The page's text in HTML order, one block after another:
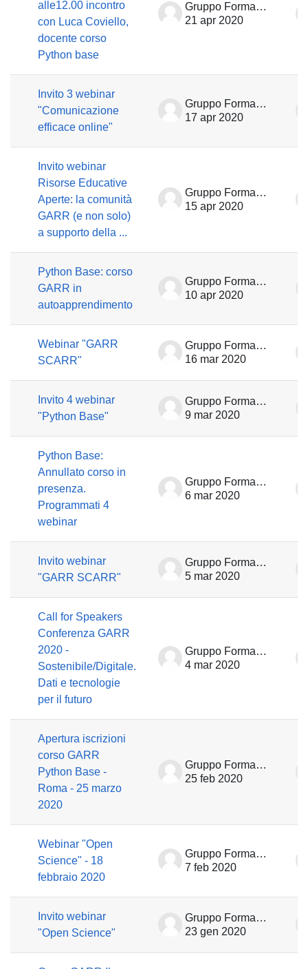
alle12.00 incontro
con Luca Coviello,
docente corso
Python base
Gruppo Formazione
21 apr 2020
Invito 3 webinar
"Comunicazione
efficace online"
Gruppo Formazione
17 apr 2020
Invito webinar
Risorse Educative
Aperte: la comunità
GARR (e non solo)
a supporto della ...
Gruppo Formazione
15 apr 2020
Python Base: corso
GARR in
autoapprendimento
Gruppo Formazione
10 apr 2020
Webinar "GARR
SCARR"
Gruppo Formazione
16 mar 2020
Invito 4 webinar
"Python Base"
Gruppo Formazione
9 mar 2020
Python Base:
Annullato corso in
presenza.
Programmati 4
webinar
Gruppo Formazione
6 mar 2020
Invito webinar
"GARR SCARR"
Gruppo Formazione
5 mar 2020
Call for Speakers
Conferenza GARR
2020 -
Sostenibile/Digitale.
Dati e tecnologie
per il futuro
Gruppo Formazione
4 mar 2020
Apertura iscrizioni
corso GARR
Python Base -
Roma - 25 marzo
2020
Gruppo Formazione
25 feb 2020
Webinar "Open
Science" - 18
febbraio 2020
Gruppo Formazione
7 feb 2020
Invito webinar
"Open Science"
Gruppo Formazione
23 gen 2020